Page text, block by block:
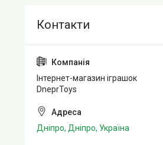
Інтернет-магазин іграшок
DneprToys
Дніпро, Дніпро, Україна